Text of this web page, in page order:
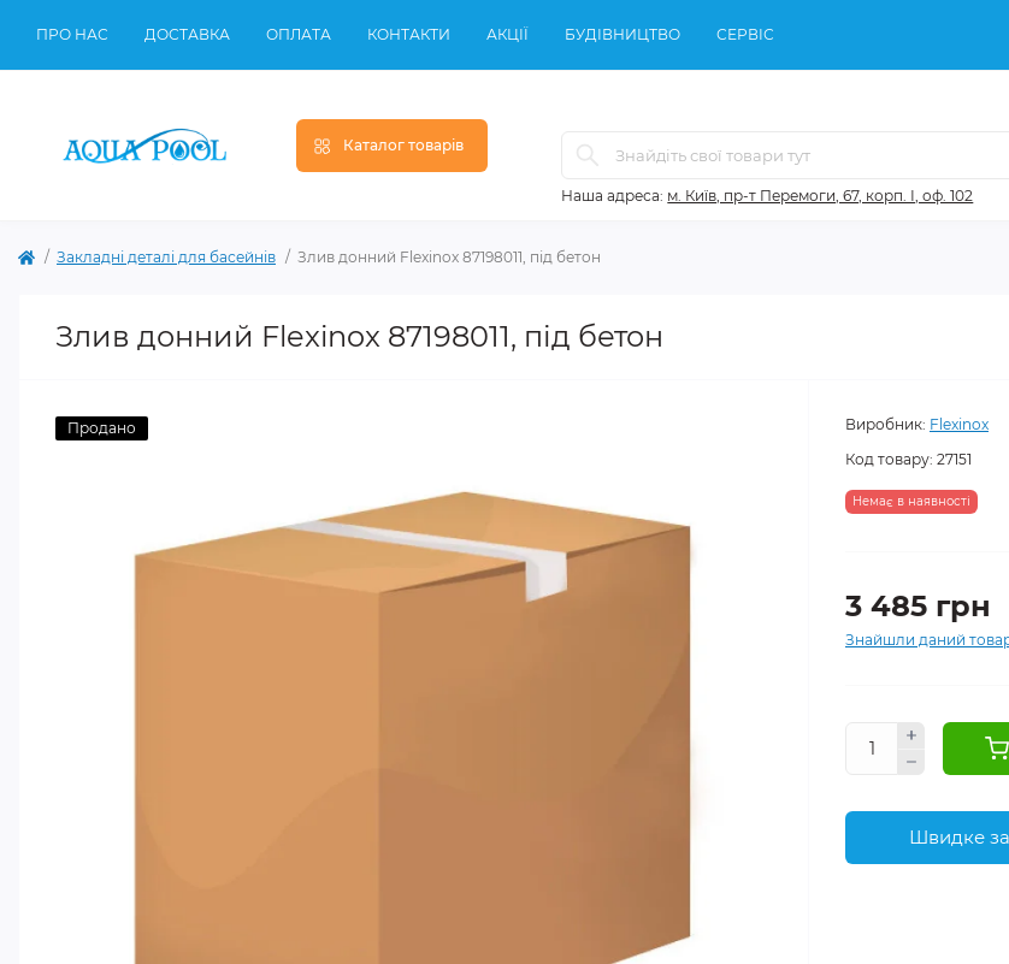
ПРО НАС ДОСТАВКА ОПЛАТА КОНТАКТИ АКЦІЇ БУДІВНИЦТВО СЕРВІС
Каталог товарів
Наша адреса: м. Київ, пр-т Перемоги, 67, корп. І, оф. 102
Закладні деталі для басейнів Злив донний Flexinox 87198011, під бетон
Злив донний Flexinox 87198011, під бетон
Продано Виробник: Flexinox
Код товару: 27151
Немає в наявності
3 485 грн
Знайшли даний
Швидке